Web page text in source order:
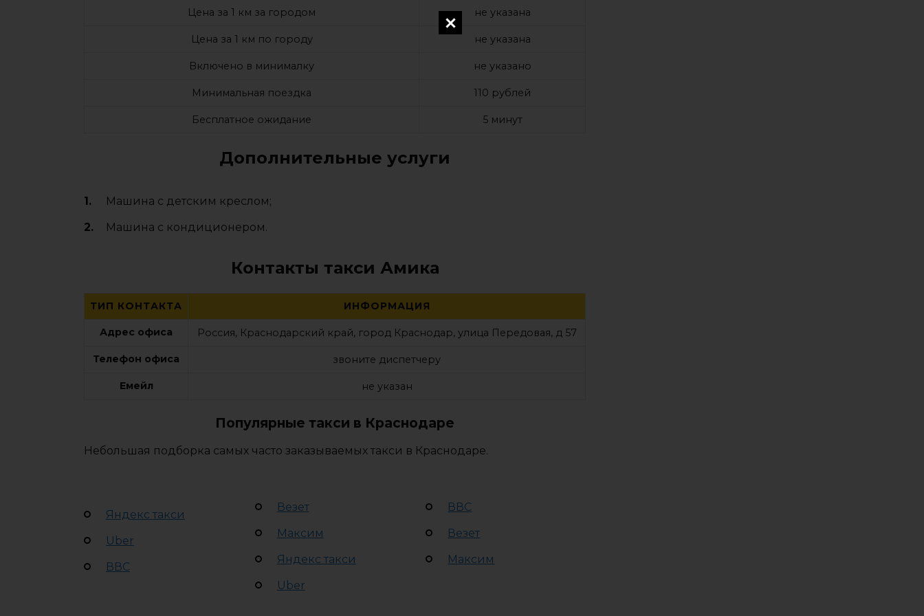
Цена за 1 км за городом не указана
Цена за 1 км по городу не указана
Включено в минималку не указано
Минимальная поездка 110 рублей
Бесплатное ожидание 5 минут
Дополнительные услуги
Машина с детским креслом;
Машина с кондиционером.
Контакты такси Амика
ТИП КОНТАКТА ИНФОРМАЦИЯ
Адрес офиса Россия, Краснодарский край, город Краснодар, улица Передовая, д 57
Телефон офиса звоните диспетчеру
Емейл не указан
Популярные такси в Краснодаре
Небольшая подборка самых часто заказываемых такси в Краснодаре.
Яндекс такси
Uber
ВВС
Везет
Максим
Яндекс такси
Uber
ВВС
Везет
Максим